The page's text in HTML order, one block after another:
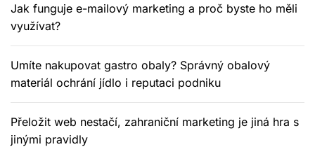
ě
v
k
ů
Jak funguje e-mailový marketing a proč byste ho měli
využívat?
Umíte nakupovat gastro obaly? Správný obalový
materiál ochrání jídlo i reputaci podniku
Přeložit web nestačí, zahraniční marketing je jiná hra s
jinými pravidly